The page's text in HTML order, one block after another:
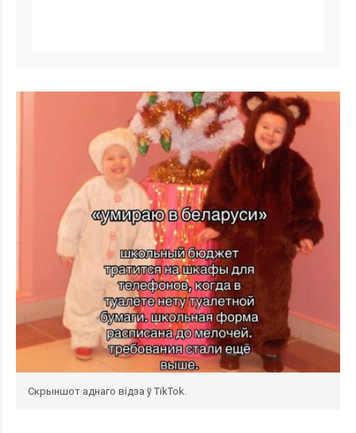
Скрыншот аднаго відэа ў TikTok.